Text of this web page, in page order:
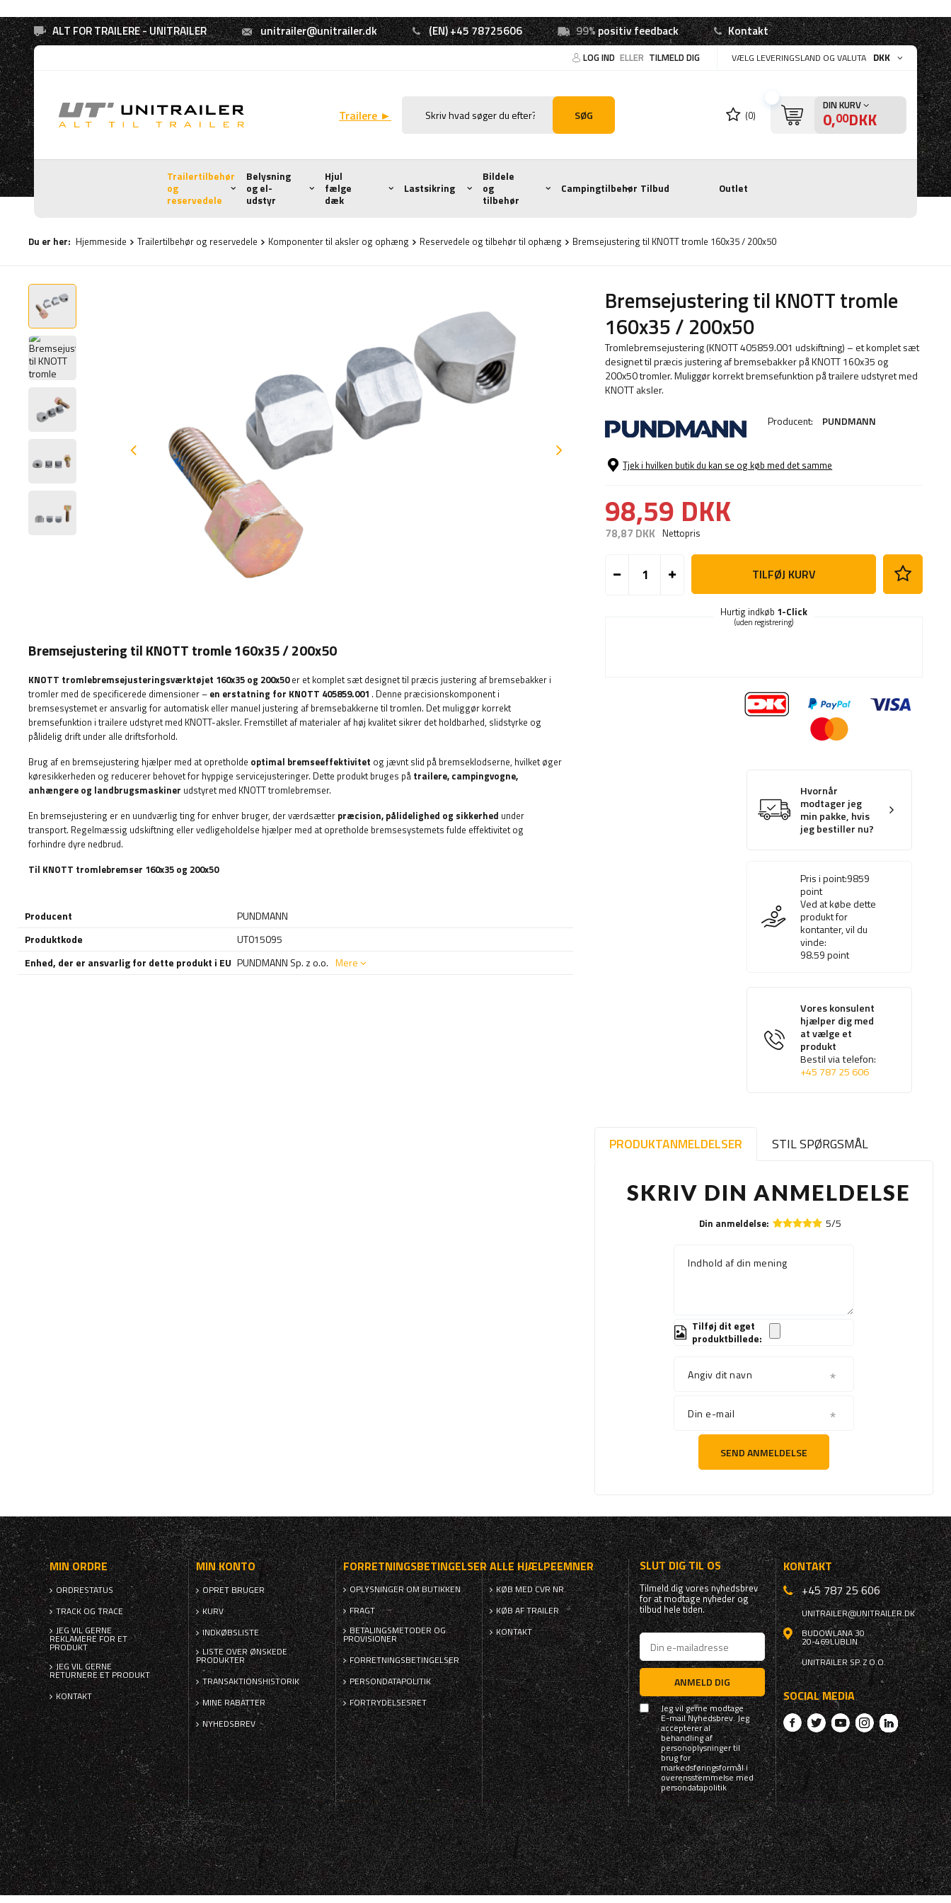
ALT FOR TRAILERE - UNITRAILER unitrailer@unitrailer.dk (EN) +45 78725606 99%positiv feedback Kontakt
LOG IND ELLER TILMELD DIG VÆLG LEVERINGSLAND OG VALUTA DKK
Trailere ► SØG (0)
DIN KURV
0,00DKK
Trailertilbehør
og
reservedele
Belysning
og el-
udstyr
Hjul
fælge
dæk
Lastsikring
Bildele
og
tilbehør
Campingtilbehør Tilbud Outlet
Du er her: Hjemmeside Trailertilbehør og reservedele Komponenter til aksler og ophæng Reservedele og tilbehør til ophæng Bremsejustering til KNOTT tromle 160x35 / 200x50
Bremsejustering til KNOTT tromle
160x35 / 200x50
Tromlebremsejustering (KNOTT 405859.001 udskiftning) – et komplet sæt
designet til præcis justering af bremsebakker på KNOTT 160x35 og
200x50 tromler. Muliggør korrekt bremsefunktion på trailere udstyret med
KNOTT aksler.
Producent: PUNDMANN
Tjek i hvilken butik du kan se og køb med det samme
98,59 DKK
78,87 DKK Nettopris
TILFØJ KURV
Hurtig indkøb 1-Click
(uden registrering)
Hvornår
modtager jeg
min pakke, hvis
jeg bestiller nu?
Pris i point:9859
point
Ved at købe dette
produkt for
kontanter, vil du
vinde:
98.59point
Vores konsulent
hjælper dig med
at vælge et
produkt
Bestil via telefon:
+45 787 25 606
PRODUKTANMELDELSER STIL SPØRGSMÅL
SKRIV DIN ANMELDELSE
Din anmeldelse: 5/5
Indhold af din mening
Tilføj dit eget
produktbillede:
Angiv dit navn
Din e-mail
SEND ANMELDELSE
Bremsejustering til KNOTT tromle 160x35 / 200x50
KNOTT tromlebremsejusteringsværktøjet 160x35 og 200x50er et komplet sæt designet til præcis justering af bremsebakker i
tromler med de specificerede dimensioner – en erstatning for KNOTT 405859.001 . Denne præcisionskomponent i
bremsesystemet er ansvarlig for automatisk eller manuel justering af bremsebakkerne til tromlen. Det muliggør korrekt
bremsefunktion i trailere udstyret med KNOTT-aksler. Fremstillet af materialer af høj kvalitet sikrer det holdbarhed, slidstyrke og
pålidelig drift under alle driftsforhold.
Brug af en bremsejustering hjælper med at opretholde optimal bremseeffektivitet og jævnt slid på bremseklodserne, hvilket øger
køresikkerheden og reducerer behovet for hyppige servicejusteringer. Dette produkt bruges på trailere, campingvogne,
anhængere og landbrugsmaskiner udstyret med KNOTT tromlebremser.
En bremsejustering er en uundværlig ting for enhver bruger, der værdsætter præcision, pålidelighed og sikkerhed under
transport. Regelmæssig udskiftning eller vedligeholdelse hjælper med at opretholde bremsesystemets fulde effektivitet og
forhindre dyre nedbrud.
Til KNOTT tromlebremser 160x35 og 200x50
Producent
PUNDMANN
Produktkode
UT015095
Enhed, der er ansvarlig for dette produkt i EU PUNDMANN Sp. z o.o. Mere
MIN ORDRE
ORDRESTATUS
TRACK OG TRACE
JEG VIL GERNE
REKLAMERE FOR ET
PRODUKT
JEG VIL GERNE
RETURNERE ET PRODUKT
KONTAKT
MIN KONTO
OPRET BRUGER
KURV
INDKØBSLISTE
LISTE OVER ØNSKEDE
PRODUKTER
TRANSAKTIONSHISTORIK
MINE RABATTER
NYHEDSBREV
FORRETNINGSBETINGELSER
OPLYSNINGER OM BUTIKKEN
FRAGT
BETALINGSMETODER OG
PROVISIONER
FORRETNINGSBETINGELSER
PERSONDATAPOLITIK
FORTRYDELSESRET
ALLE HJÆLPEEMNER
KØB MED CVR NR.
KØB AF TRAILER
KONTAKT
SLUT DIG TIL OS
Tilmeld dig vores nyhedsbrev
for at modtage nyheder og
tilbud hele tiden.
ANMELD DIG
Jeg vil gerne modtage
E-mail Nyhedsbrev. Jeg
accepterer al
behandling af
personoplysninger til
brug for
markedsføringsformål i
overensstemmelse med
persondatapolitik
KONTAKT
+45 787 25 606
UNITRAILER@UNITRAILER.DK
BUDOWLANA 30
20-469LUBLIN
UNITRAILER SP. Z O.O.
SOCIAL MEDIA